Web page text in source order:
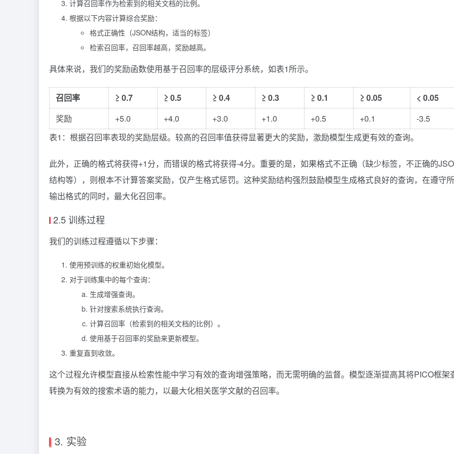
计算召回率作为检索到的相关文档的比例。
根据以下内容计算综合奖励：
格式正确性（JSON结构，适当的标签）
检索召回率，召回率越高，奖励越高。
具体来说，我们的奖励函数使用基于召回率的层级评分系统，如表1所示。
召回率 ≥ 0.7 ≥ 0.5 ≥ 0.4 ≥ 0.3 ≥ 0.1 ≥ 0.05
< 0.05
奖励
+5.0 +4.0 +3.0 +1.0 +0.5 +0.1
-3.5
表1：根据召回率表现的奖励层级。较高的召回率值获得显著更大的奖励，激励模型生成更有效的查询。
此外，正确的格式将获得+1分，而错误的格式将获得-4分。重要的是，如果格式不正确（缺少标签，不正确的
结构等），则根本不计算答案奖励，仅产生格式惩罚。这种奖励结构强烈鼓励模型生成格式良好的查询，在遵守
输出格式的同时，最大化召回率。
2.5 训练过程
我们的训练过程遵循以下步骤：
使用预训练的权重初始化模型。
对于训练集中的每个查询：
生成增强查询。
针对搜索系统执行查询。
计算召回率（检索到的相关文档的比例）。
使用基于召回率的奖励来更新模型。
重复直到收敛。
这个过程允许模型直接从检索性能中学习有效的查询增强策略，而无需明确的监督。模型逐渐提高其将PICO框架
转换为有效的搜索术语的能力，以最大化相关医学文献的召回率。
3. 实验